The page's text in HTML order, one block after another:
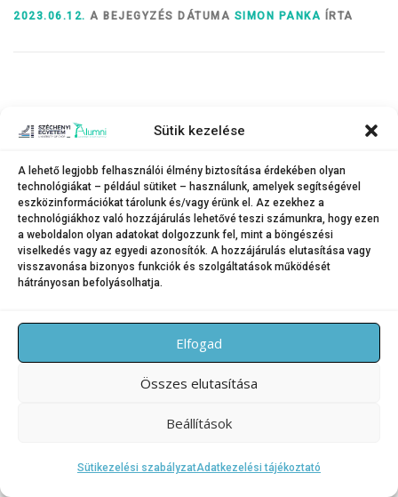
Sütik kezelése
A lehető legjobb felhasználói élmény biztosítása érdekében olyan
technológiákat – például sütiket – használunk, amelyek segítségével
eszközinformációkat tárolunk és/vagy érünk el. Az ezekhez a
technológiákhoz való hozzájárulás lehetővé teszi számunkra, hogy ezen
a weboldalon olyan adatokat dolgozzunk fel, mint a böngészési
viselkedés vagy az egyedi azonosítók. A hozzájárulás elutasítása vagy
visszavonása bizonyos funkciók és szolgáltatások működését
hátrányosan befolyásolhatja.
Elfogad
Összes elutasítása
Beállítások
Sütikezelési szabályzatAdatkezelési tájékoztató
2023.06.12. A BEJEGYZÉS DÁTUMA SIMON PANKA ÍRTA
Copyright © 2026 SZE Alumni – Széchenyi István Egyetem
OnePresstéma FameThemes által